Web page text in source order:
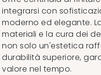
integrarsi con
moderno ed elegante.
materiali e la cura dei
non solo un'estetica
durabilità superiore,
valore nel tempo.